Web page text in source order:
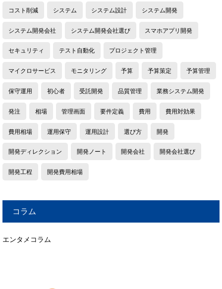
コスト削減 システム システム設計 システム開発
システム開発会社 システム開発会社選び スマホアプリ開発
セキュリティ テスト自動化 プロジェクト管理
マイクロサービス モニタリング 予算 予算策定 予算管理
保守運用 初心者 受託開発 品質管理 業務システム開発
発注 相場 管理画面 要件定義 費用 費用対効果
費用相場 運用保守 運用設計 選び方 開発
開発ディレクション 開発ノート 開発会社 開発会社選び
開発工程 開発費用相場
コラム
エンタメコラム